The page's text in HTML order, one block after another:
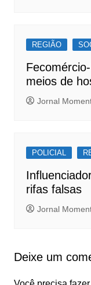
REGIÃO
meios de
Jornal
POLICIAL
rifas falsas
Jornal
Deixe um